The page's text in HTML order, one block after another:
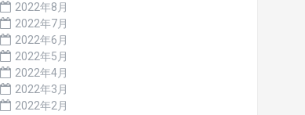
2022年8月
2022年7月
2022年6月
2022年5月
2022年4月
2022年3月
2022年2月